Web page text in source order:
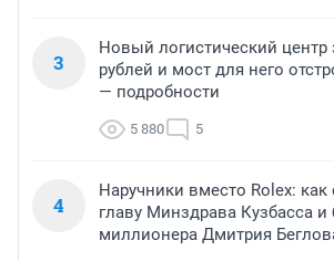
3
Новый логистический центр
рублей и мост для него
— подробности
5 880 5
4
Наручники вместо Rolex: как
главу Минздрава Кузбасса
миллионера Дмитрия